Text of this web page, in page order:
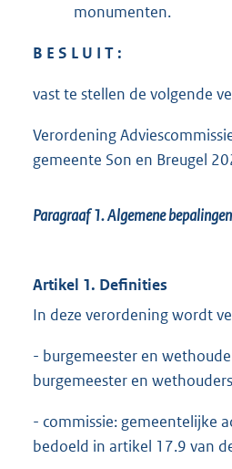
monumenten.
B E S L U I T :
vast te stellen de volgende
Verordening
gemeente Son en Breugel
Paragraaf 1.Algemene bepalingen
Artikel 1. Definities
In deze verordening wordt
- burgemeester en
burgemeester en
- commissie: gemeentelijke
bedoeld in artikel 17.9 van